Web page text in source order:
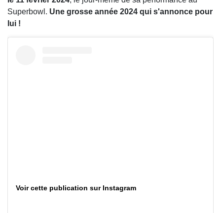
Superbowl. Une grosse année 2024 qui s'annonce pour
lui !
Voir cette publication sur Instagram